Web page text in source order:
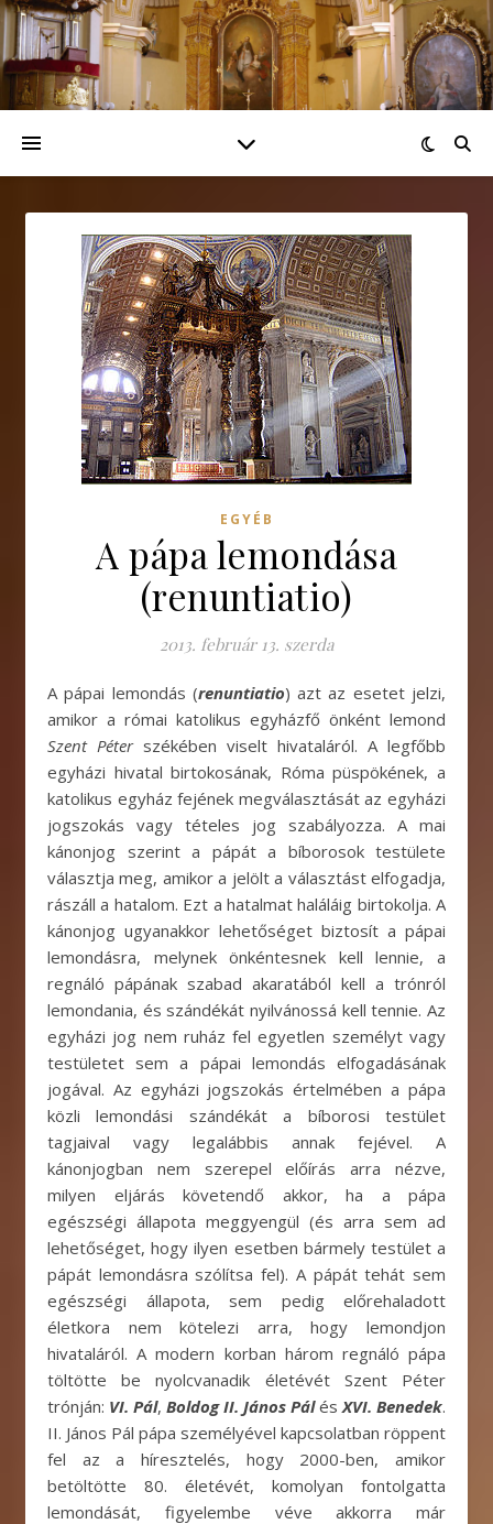
EGYÉB
A pápa lemondása
(renuntiatio)
2013. február 13. szerda
A pápai lemondás (renuntiatio) azt az esetet jelzi,
amikor a római katolikus egyházfő önként lemond
Szent Péterszékében viselt hivataláról. A legfőbb
egyházi hivatal birtokosának, Róma püspökének, a
katolikus egyház fejének megválasztását az egyházi
jogszokás vagy tételes jog szabályozza. A mai
kánonjog szerint a pápát a bíborosok testülete
választja meg, amikor a jelölt a választást elfogadja,
rászáll a hatalom. Ezt a hatalmat haláláig birtokolja. A
kánonjog ugyanakkor lehetőséget biztosít a pápai
lemondásra, melynek önkéntesnek kell lennie, a
regnáló pápának szabad akaratából kell a trónról
lemondania, és szándékát nyilvánossá kell tennie. Az
egyházi jog nem ruház fel egyetlen személyt vagy
testületet sem a pápai lemondás elfogadásának
jogával. Az egyházi jogszokás értelmében a pápa
közli lemondási szándékát a bíborosi testület
tagjaival vagy legalábbis annak fejével. A
kánonjogban nem szerepel előírás arra nézve,
milyen eljárás követendő akkor, ha a pápa
egészségi állapota meggyengül (és arra sem ad
lehetőséget, hogy ilyen esetben bármely testület a
pápát lemondásra szólítsa fel). A pápát tehát sem
egészségi állapota, sem pedig előrehaladott
életkora nem kötelezi arra, hogy lemondjon
hivataláról. A modern korban három regnáló pápa
töltötte be nyolcvanadik életévét Szent Péter
trónján: VI. Pál, Boldog II. János PálésXVI. Benedek.
II. János Pál pápa személyével kapcsolatban röppent
fel az a híresztelés, hogy 2000-ben, amikor
betöltötte 80. életévét, komolyan fontolgatta
lemondását, figyelembe véve akkorra már